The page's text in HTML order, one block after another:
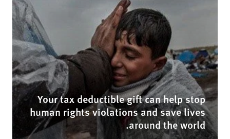
Your tax deductible gift can help stop
human rights violations and save lives
around the world.